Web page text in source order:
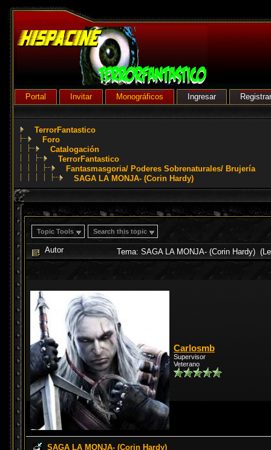
Portal Invitar Monográficos Ingresar
TerrorFantastico
Foro
Catalogación
TerrorFantastico
Fantasmasgoria/ Poderes Sobrenaturales/ Brujería
SAGA LA MONJA- (Corin Hardy)
Topic Tools Search this topic
Autor Tema: SAGA LA MONJA- (Corin Hardy)
Carlosmb
Supervisor
Veterano
SAGA LA MONJA- (Corin Hardy)